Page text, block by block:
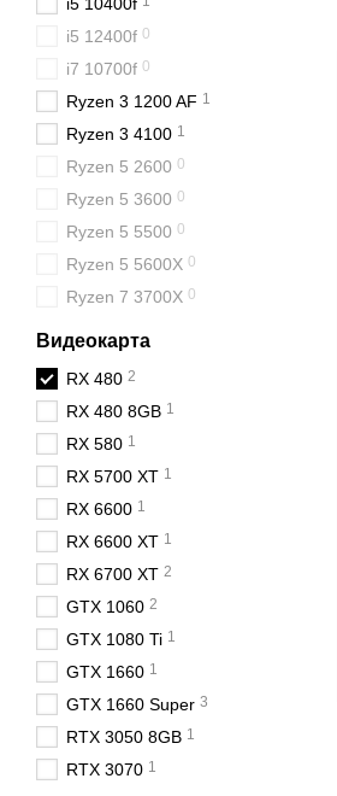
i5 12400f 0
i7 10700f 0
Ryzen 3 1200 AF 1
Ryzen 3 4100 1
Ryzen 5 2600 0
Ryzen 5 3600 0
Ryzen 5 5500 0
Ryzen 5 5600X 0
Ryzen 7 3700X 0
Видеокарта
RX 480 2
RX 480 8GB 1
RX 580 1
RX 5700 XT 1
RX 6600 1
RX 6600 XT 1
RX 6700 XT 2
GTX 1060 2
GTX 1080 Ti 1
GTX 1660 1
GTX 1660 Super 3
RTX 3050 8GB 1
RTX 3070 1